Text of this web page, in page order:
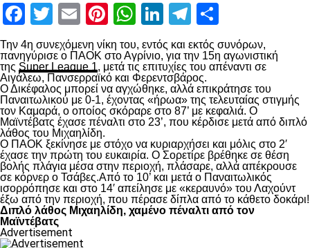
Facebook
Twitter
EmailPinterest
WhatsApp
LinkedIn
Telegram
Την 4η συνεχόμενη νίκη του, εντός και εκτός συνόρων,
πανηγύρισε ο ΠΑΟΚ στο Αγρίνιο, για την 15η αγωνιστική
της Super League 1, μετά τις επιτυχίες του απέναντι σε
Αιγάλεω, Πανσερραϊκό και Φερεντσβάρος.
Ο Δικέφαλος μπορεί να αγχώθηκε, αλλά επικράτησε του
Παναιτωλικού με 0-1, έχοντας «ήρωα» της τελευταίας στιγμής
τον Καμαρά, ο οποίος σκόραρε στο 87’ με κεφαλιά. Ο
Μαϊντέβατς έχασε πέναλτι στο 23’, που κέρδισε μετά από διπλό
λάθος του Μιχαηλίδη.
Ο ΠΑΟΚ ξεκίνησε με στόχο να κυριαρχήσει και μόλις στο 2′
έχασε την πρώτη του ευκαιρία. Ο Σορετίρε βρέθηκε σε θέση
βολής πλάγια μέσα στην περιοχή, πλάσαρε, αλλά απέκρουσε
σε κόρνερ ο Τσάβες.Από το 10’ και μετά ο Παναιτωλικός
ισορρόπησε και στο 14′ απείλησε με «κεραυνό» του Λαχούντ
έξω από την περιοχή, που πέρασε δίπλα από το κάθετο δοκάρι!
Διπλό λάθος Μιχαηλίδη, χαμένο πέναλτι από τον
Μαϊντέβατς
Advertisement